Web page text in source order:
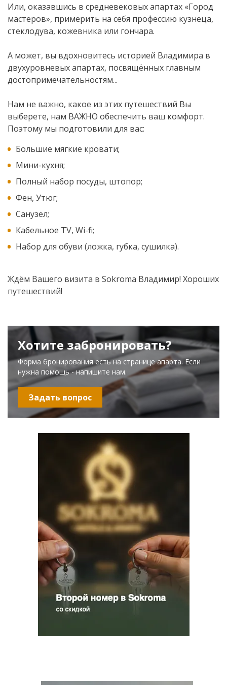
Или, оказавшись в средневековых апартах «Город
мастеров», примерить на себя профессию кузнеца,
стеклодува, кожевника или гончара.
А может, вы вдохновитесь историей Владимира в
двухуровневых апартах, посвящённых главным
достопримечательностям...
Нам не важно, какое из этих путешествий Вы
выберете, нам ВАЖНО обеспечить ваш комфорт.
Поэтому мы подготовили для вас:
Большие мягкие кровати;
Мини-кухня;
Полный набор посуды, штопор;
Фен, Утюг;
Санузел;
Кабельное TV, Wi-fi;
Набор для обуви (ложка, губка, сушилка).
Ждём Вашего визита в Sokroma Владимир! Хороших
путешествий!
Хотите забронировать?
Форма бронирования есть на странице апарта. Если
нужна помощь - напишите нам.
Задать вопрос